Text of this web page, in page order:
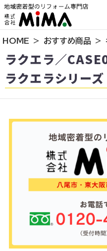
トップページ
選ばれる理由
施工事例
お客様の声
イベント情報
店舗＆モデルハウス紹介
スタッフ紹介
リフォームの流れ
お知らせ
会社概要
HOME おすすめ商品
ラクエラ／
ラクエラシリーズ